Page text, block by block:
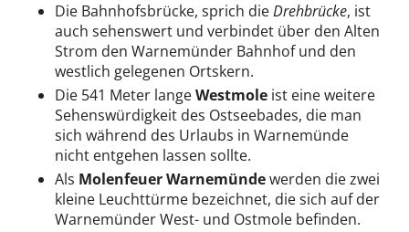
Die Bahnhofsbrücke, sprich dieDrehbrücke, ist
auch sehenswert und verbindet über den Alten
Strom den Warnemünder Bahnhof und den
westlich gelegenen Ortskern.
Die 541 Meter langeWestmole ist eine weitere
Sehenswürdigkeit des Ostseebades, die man
sich während des Urlaubs in Warnemünde
nicht entgehen lassen sollte.
Als Molenfeuer Warnemündewerden die zwei
kleine Leuchttürme bezeichnet, die sich auf der
Warnemünder West- und Ostmole befinden.